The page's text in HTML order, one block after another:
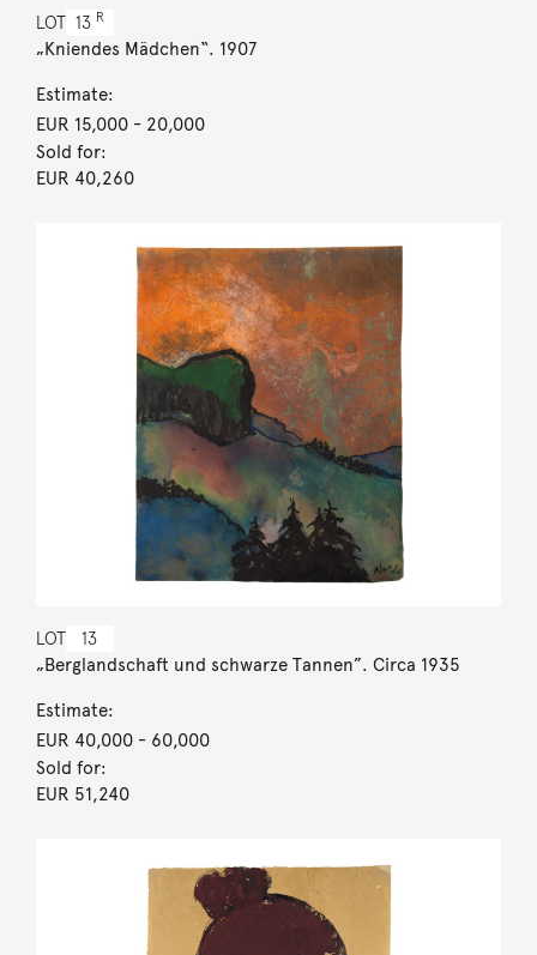
LOT 13 R
„Kniendes Mädchen“. 1907
Estimate:
EUR 15,000- 20,000
Sold for:
EUR 40,260
LOT 13
„Berglandschaft und schwarze Tannen”. Circa 1935
Estimate:
EUR 40,000- 60,000
Sold for:
EUR 51,240